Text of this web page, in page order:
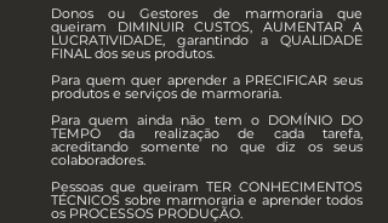
Donos ou Gestores de marmoraria que
queiram DIMINUIR CUSTOS, AUMENTAR A
LUCRATIVIDADE, garantindo a QUALIDADE
FINAL dos seus produtos.
Para quem quer aprender a PRECIFICAR seus
produtos e serviços de marmoraria.
Para quem ainda não tem o DOMÍNIO DO
TEMPO da realização de cada tarefa,
acreditando somente no que diz os seus
colaboradores.
Pessoas que queiram TER CONHECIMENTOS
TÉCNICOS sobre marmoraria e aprender todos
os PROCESSOS PRODUÇÃO.